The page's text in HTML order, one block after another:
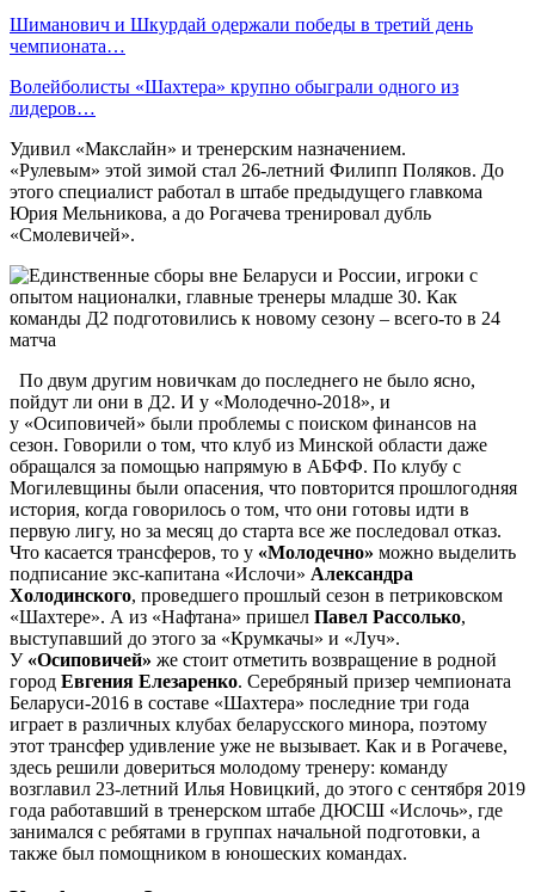
Шиманович и Шкурдай одержали победы в третий день
чемпионата…
Волейболисты «Шахтера» крупно обыграли одного из
лидеров…
Удивил «Макслайн» и тренерским назначением.
«Рулевым» этой зимой стал 26-летний Филипп Поляков. До
этого специалист работал в штабе предыдущего главкома
Юрия Мельникова, а до Рогачева тренировал дубль
«Смолевичей».
По двум другим новичкам до последнего не было ясно,
пойдут ли они в Д2. И у «Молодечно-2018», и
у «Осиповичей» были проблемы с поиском финансов на
сезон. Говорили о том, что клуб из Минской области даже
обращался за помощью напрямую в АБФФ. По клубу с
Могилевщины были опасения, что повторится прошлогодняя
история, когда говорилось о том, что они готовы идти в
первую лигу, но за месяц до старта все же последовал отказ.
Что касается трансферов, то у «Молодечно» можно выделить
подписание экс-капитана «Ислочи» Александра
Холодинского, проведшего прошлый сезон в петриковском
«Шахтере». А из «Нафтана» пришел Павел Рассолько,
выступавший до этого за «Крумкачы» и «Луч».
У «Осиповичей» же стоит отметить возвращение в родной
город Евгения Елезаренко. Серебряный призер чемпионата
Беларуси-2016 в составе «Шахтера» последние три года
играет в различных клубах беларусского минора, поэтому
этот трансфер удивление уже не вызывает. Как и в Рогачеве,
здесь решили довериться молодому тренеру: команду
возглавил 23-летний Илья Новицкий, до этого с сентября 2019
года работавший в тренерском штабе ДЮСШ «Ислочь», где
занимался с ребятами в группах начальной подготовки, а
также был помощником в юношеских командах.